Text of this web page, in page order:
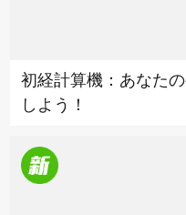
初経計算機：あなた
しよう！